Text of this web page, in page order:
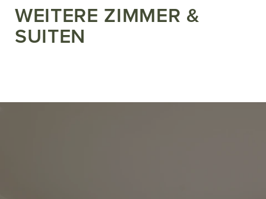
WEITERE ZIMMER &
SUITEN